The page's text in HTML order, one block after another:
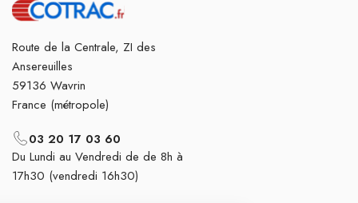
Route de la Centrale, ZI des
Ansereuilles
59136 Wavrin
France (métropole)
03 20 17 03 60
Du Lundi au Vendredi de de 8h à
17h30 (vendredi 16h30)